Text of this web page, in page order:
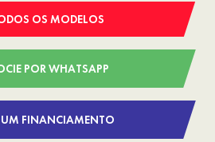
OS MODELOS
POR WHATSAPP
UM FINANCIAMENTO